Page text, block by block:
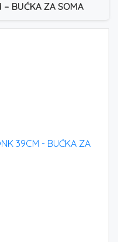
– BUĆKA ZA SOMA